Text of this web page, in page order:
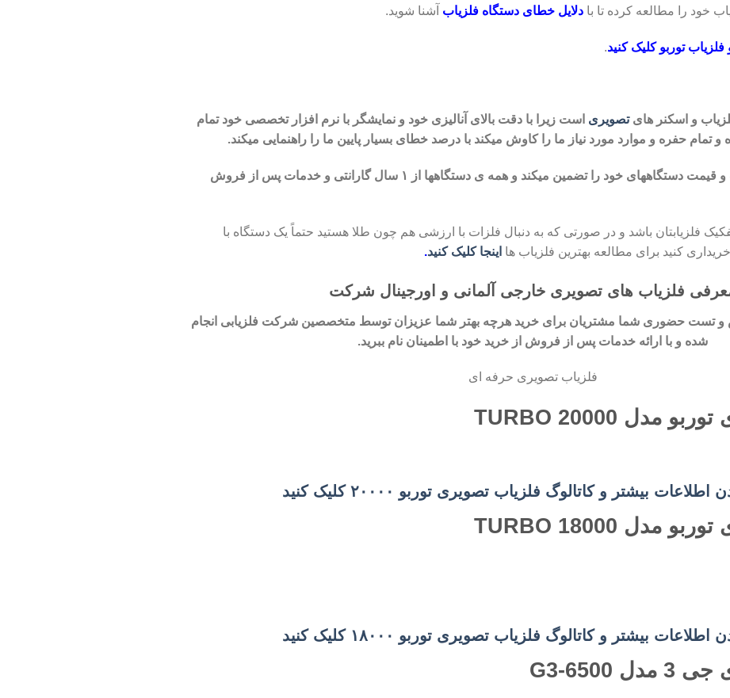
خود را مطالعه کرده تا با دلایل خطای دستگاه فلزیاب آشنا شوید.
توربو کلیک کنید.
و اسکنر هایتصویری است زیرا با دقت بالای آنالیزی خود و نمایشگر با نرم افزار تخصصی خود تمام
تمام حفره و موارد مورد نیاز ما را کاوش میکند با درصد خطای بسیار پایین ما را راهنمایی میکند.
قیمت دستگاههای خود را تضمین میکند و همه ی
دستگاهها از ۱ سال گارانتی و خدمات پس از فروش
فلزیابتان باشد و در صورتی که به دنبال فلزات با ارزشی هم چون طلا هستید حتماً یک دستگاه با
کنید برای مطالعه بهترین فلزیاب ها اینجا کلیک کنید.
فلزیاب های تصویری خارجی آلمانی و اورجینال شرکت
و تست حضوری شما مشتریان برای خرید هرچه بهتر شما عزیزانتوسط متخصصین شرکت فلزیابی انجام
شده و با ارائه خدمات پس از فروش از خرید خود با اطمینان نام ببرید.
فلزیاب تصویری حرفه ای
بیشتر و کاتالوگ فلزیاب تصویری توربو ۲۰۰۰۰ کلیک کنید
بیشتر و کاتالوگ فلزیاب تصویری توربو ۱۸۰۰۰ کلیک کنید